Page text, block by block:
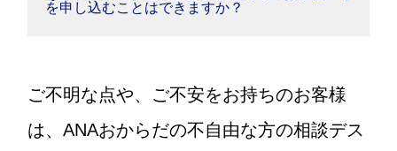
を申し込むことはできますか？
ご不明な点や、ご不安をお持ちのお客様
は、ANAおからだの不自由な方の相談デス